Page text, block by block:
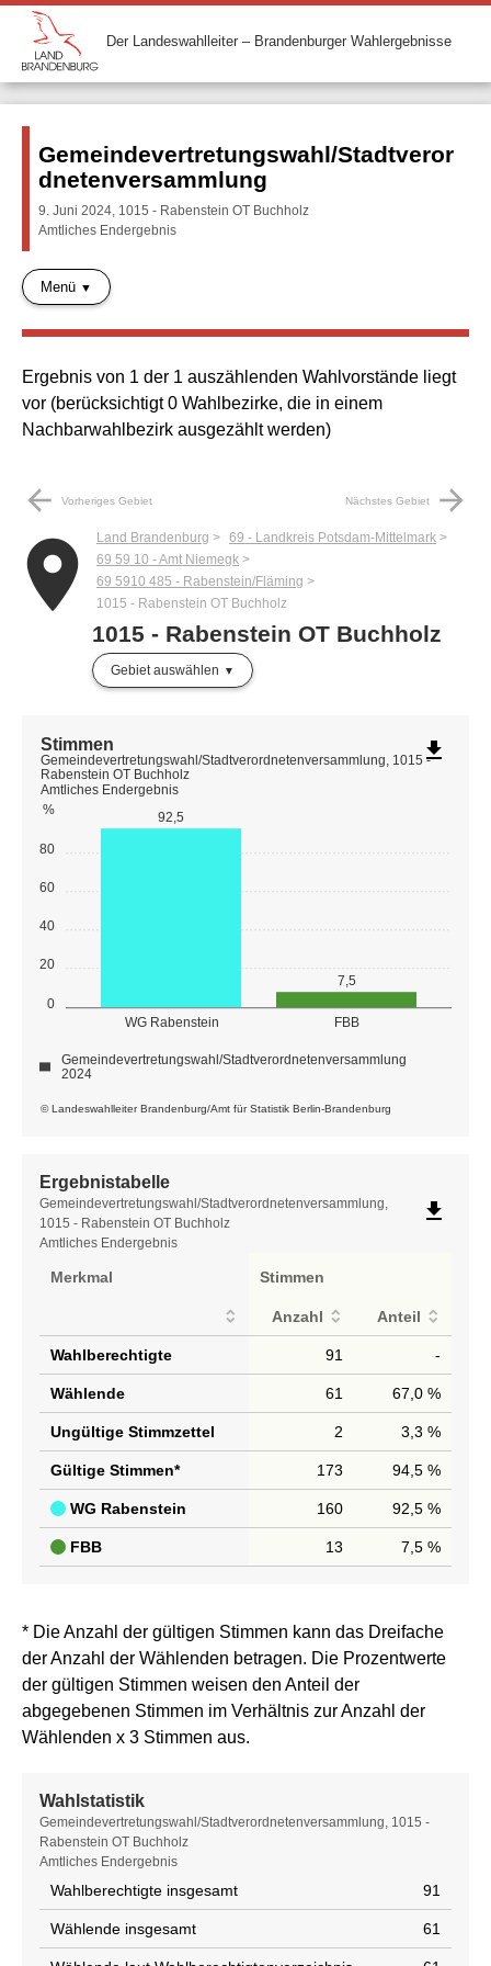
Der Landeswahlleiter – Brandenburger Wahlergebnisse
Gemeindevertretungswahl/Stadtveror
dnetenversammlung
9. Juni 2024, 1015 - Rabenstein OT Buchholz
Amtliches Endergebnis
Menü
Ergebnis von 1 der 1 auszählenden Wahlvorstände liegt
vor (berücksichtigt 0 Wahlbezirke, die in einem
Nachbarwahlbezirk ausgezählt werden)
arrow_back Vorheriges Gebiet Nächstes Gebiet arrow_forward
place Land Brandenburg
69 - Landkreis Potsdam-Mittelmark
69 59 10 - Amt Niemegk
69 5910 485 - Rabenstein/Fläming
1015 - Rabenstein OT Buchholz
1015 - Rabenstein OT Buchholz
Gebiet auswählen
0
20
40
60
80
%
WG Rabenstein FBB
92,5
7,5
© Landeswahlleiter Brandenburg/Amt für Statistik Berlin-Brandenburg
Stimmen
Gemeindevertretungswahl/Stadtverordnetenversammlung, 1015 -
Rabenstein OT Buchholz
Amtliches Endergebnis
Gemeindevertretungswahl/Stadtverordnetenversammlung
2024
file_download
Ergebnistabelle
Ergebnistabelle
Gemeindevertretungswahl/Stadtverordnetenversammlung,
1015 - Rabenstein OT Buchholz
Amtliches Endergebnis
file_download
Merkmal Stimmen
Anzahl Anteil
Wahlberechtigte 91 -
Wählende 61 67,0 %
Ungültige Stimmzettel 2 3,3 %
Gültige Stimmen* 173 94,5 %
WG Rabenstein 160 92,5 %
FBB 13 7,5 %
* Die Anzahl der gültigen Stimmen kann das Dreifache
der Anzahl der Wählenden betragen. Die Prozentwerte
der gültigen Stimmen weisen den Anteil der
abgegebenen Stimmen im Verhältnis zur Anzahl der
Wählenden x 3 Stimmen aus.
Wahlstatistik
Wahlstatistik
Gemeindevertretungswahl/Stadtverordnetenversammlung, 1015 -
Rabenstein OT Buchholz
Amtliches Endergebnis
Wahlberechtigte insgesamt 91
Wählende insgesamt 61